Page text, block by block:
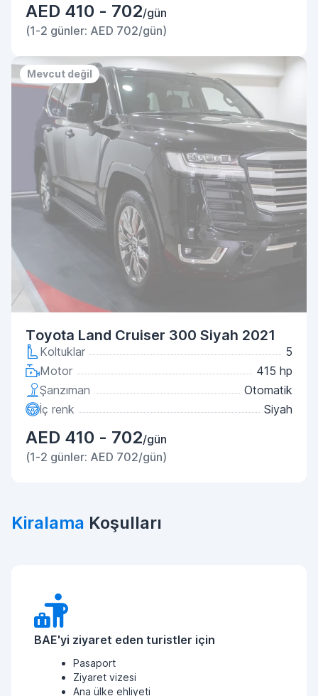
AED 410 - 702/gün
(1-2 günler: AED 702/gün)
Mevcut değil
Toyota Land Cruiser 300 Siyah 2021
Koltuklar
5
Motor
415 hp
Şanzıman
Otomatik
İç renk
Siyah
AED 410 - 702/gün
(1-2 günler: AED 702/gün)
Kiralama Koşulları
BAE'yi ziyaret eden turistler için
Pasaport
Ziyaret vizesi
Ana ülke ehliyeti